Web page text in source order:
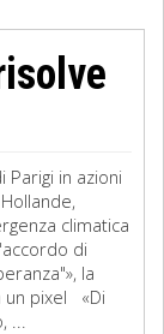
in azioni
climatica
di
la
un pixel «Di
...